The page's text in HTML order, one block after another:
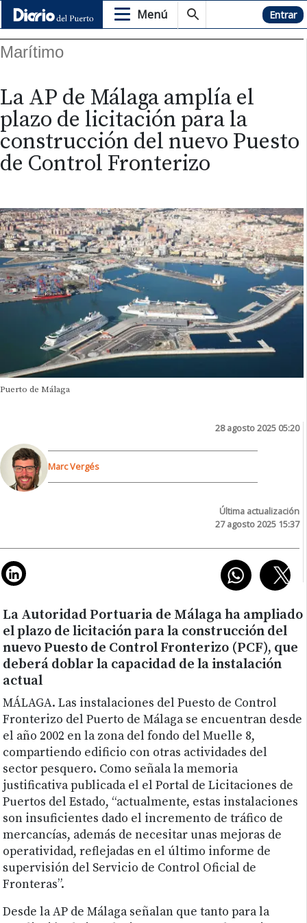
Menú Hemeroteca Entrar
Marítimo
La AP de Málaga amplía el
plazo de licitación para la
construcción del nuevo Puesto
de Control Fronterizo
Puerto de Málaga
28 agosto 2025 05:20
Marc Vergés
Última actualización
27 agosto 2025 15:37
La Autoridad Portuaria de Málaga ha ampliado
el plazo de licitación para la construcción del
nuevo Puesto de Control Fronterizo (PCF), que
deberá doblar la capacidad de la instalación
actual
MÁLAGA. Las instalaciones del Puesto de Control
Fronterizo del Puerto de Málaga se encuentran desde
el año 2002 en la zona del fondo del Muelle 8,
compartiendo edificio con otras actividades del
sector pesquero. Como señala la memoria
justificativa publicada el el Portal de Licitaciones de
Puertos del Estado, “actualmente, estas instalaciones
son insuficientes dado el incremento de tráfico de
mercancías, además de necesitar unas mejoras de
operatividad, reflejadas en el último informe de
supervisión del Servicio de Control Oficial de
Fronteras”.
Desde la AP de Málaga señalan que tanto para la